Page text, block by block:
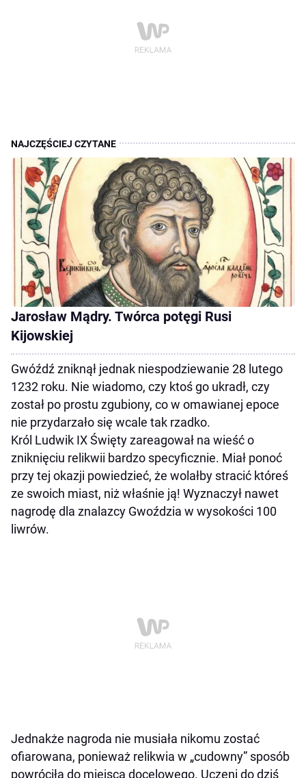
Jarosław Mądry. Twórca potęgi Rusi
Kijowskiej
Gwóźdź zniknął jednak niespodziewanie 28 lutego
1232 roku. Nie wiadomo, czy ktoś go ukradł, czy
został po prostu zgubiony, co w omawianej epoce
nie przydarzało się wcale tak rzadko.
Król Ludwik IX Święty zareagował na wieść o
zniknięciu relikwii bardzo specyficznie. Miał ponoć
przy tej okazji powiedzieć, że wolałby stracić któreś
ze swoich miast, niż właśnie ją! Wyznaczył nawet
nagrodę dla znalazcy Gwoździa w wysokości 100
liwrów.
Jednakże nagroda nie musiała nikomu zostać
ofiarowana, ponieważ relikwia w „cudowny” sposób
powróciła do miejsca docelowego. Uczeni do dziś